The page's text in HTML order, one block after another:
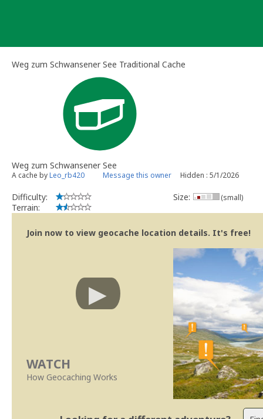
Weg zum Schwansener See Traditional Cache
Weg zum Schwansener See
A cache byLeo_rb420 Message this owner Hidden : 5/1/2026
Difficulty:
Terrain:
Size: (small)
Join now to view geocache location details. It's free!
WATCH
How Geocaching Works